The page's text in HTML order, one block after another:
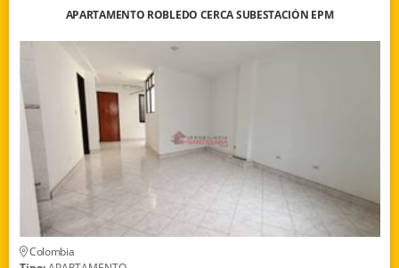
APARTAMENTO ROBLEDO CERCA SUBESTACIÓN EPM
Colombia